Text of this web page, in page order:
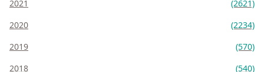
2021
(2621)
2020
(2234)
2019
(570)
2018
(540)